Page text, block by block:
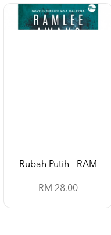
Rubah Putih - RAM
RM 28.00